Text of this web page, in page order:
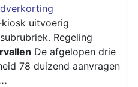
uitvoerig
Regeling
De afgelopen drie
78 duizend aanvragen